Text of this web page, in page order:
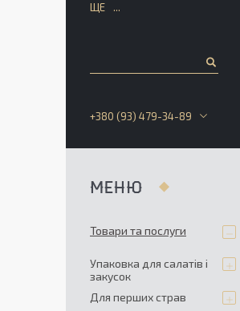
ЩЕ
+380 (93) 479-34-89
Товари та послуги
Упаковка для салатів і
закусок
Для перших страв